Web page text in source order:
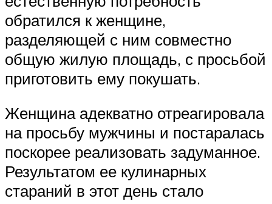
обратился к женщине,
разделяющей с ним совместно
общую жилую площадь, с просьбой
приготовить ему покушать.
Женщина адекватно отреагировала
на просьбу мужчины и постаралась
поскорее реализовать задуманное.
Результатом ее кулинарных
стараний в этот день стало